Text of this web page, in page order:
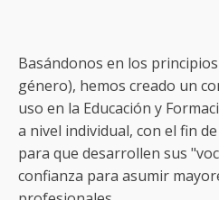
Basándonos en los
género), hemos creado un
uso en la Educación y
a nivel individual, con el fin
para que desarrollen sus
confianza para asumir